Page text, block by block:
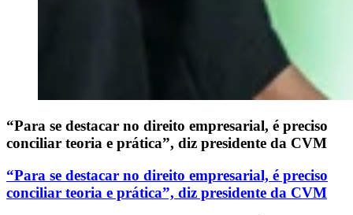
“Para se destacar no direito empresarial, é preciso
conciliar teoria e prática”, diz presidente da CVM
“Para se destacar no direito empresarial, é preciso
conciliar teoria e prática”, diz presidente da CVM